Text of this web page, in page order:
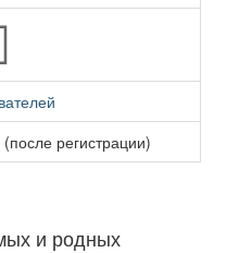
регистрации)
и родных